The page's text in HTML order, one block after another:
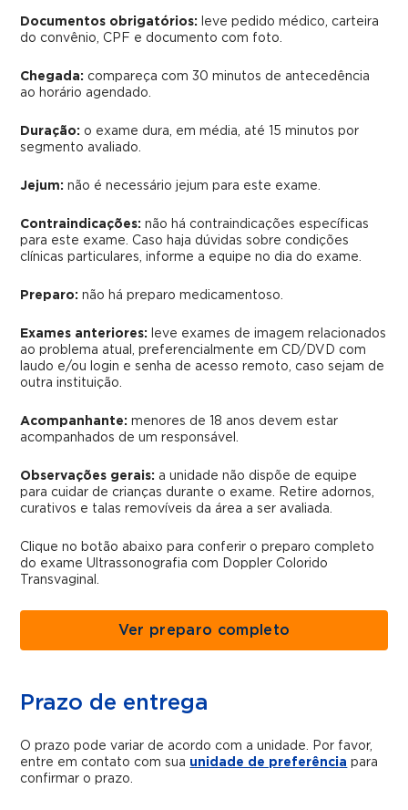
Documentos obrigatórios:
leve pedido médico, carteira
do convênio, CPF e documento com foto.
Chegada: compareça com 30 minutos de antecedência
ao horário agendado.
Duração: o exame dura, em média, até 15 minutos por
segmento avaliado.
Jejum: não é necessário jejum para este exame.
Contraindicações: não há contraindicações específicas
para este exame. Caso haja dúvidas sobre condições
clínicas particulares, informe a equipe no dia do exame.
Preparo:não há preparo medicamentoso.
Exames anteriores:
leve exames de imagem relacionados
ao problema atual, preferencialmente em CD/DVD com
laudo e/ou login e senha de acesso remoto, caso sejam de
outra instituição.
Acompanhante: menores de 18 anos devem estar
acompanhados de um responsável.
Observações gerais: a unidade não dispõe de equipe
para cuidar de crianças durante o exame. Retire adornos,
curativos e talas removíveis da área a ser avaliada.
Clique no botão abaixo para conferir o preparo completo
do exame Ultrassonografia com Doppler Colorido
Transvaginal.
Ver preparo completo
Prazo de entrega
O prazo pode variar de acordo com a unidade. Por favor,
entre em contato com sua unidade de preferência para
confirmar o prazo.